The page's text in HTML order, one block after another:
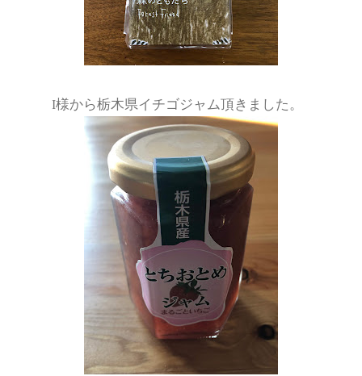
I様から栃木県イチゴジャム頂きました。